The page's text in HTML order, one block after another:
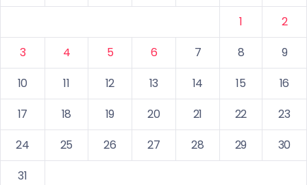
1
2
3
4 5 6 7 8
9
10
11 12 13 14 15
16
17
18 19 20 21 22
23
24
25 26 27 28 29
30
31